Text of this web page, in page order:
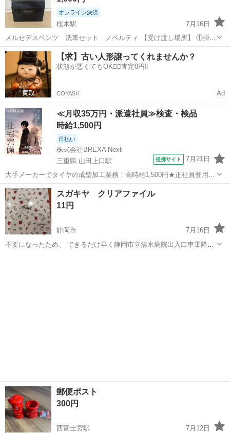
オンライン決済
桜木駅
7月16日
メルセデスベンツ 洗車セット ノベルティ 【受け渡し場所】 ①掛川
市領家:トダホームサービス本社 ②掛川市大池:アパマントダックス掛
川店 ③袋井市堀越:アパマントダックス袋井店 ④ご希望の場所まで郵
送します（別...
静岡 掛川市 桜木駅 ノベルティグッズ 洗車
【求】古い人形譲ってくれませんか？
状態が悪くてもOK🙆‍♀️査定0円‼️
COYASH Ad
≪月収35万円・派遣社員≫検査・検品
時給1,500円
日払い
株式会社BREXA Next
三重県 山田上口駅
提携サイト 7月21日
大手メーカーでタイヤの成型加工業務！高時給1,500円★正社員登用制
度あり！ワンルーム寮完備！マイカー通勤OK！無料駐車場あり！《三
重県伊勢市》 人気の工場のお仕事 ◇タイヤの製造◇ トラック・バ
ス・RV車用を中心とした...
三重 伊勢市 山田上口駅 その他
スガキヤ クリアファイル
11円
静岡市
7月16日
不要になったため、 できるだけ早く静岡市立清水病院出入口車乗降場
郵便ポスト
300円
西富士宮駅
7月12日